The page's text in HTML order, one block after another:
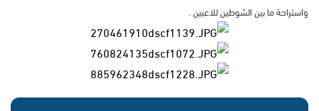
واستراحة ما بين الشوطين للاعبين .